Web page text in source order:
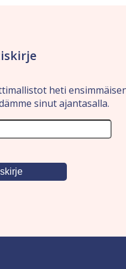
heti
sinut ajantasalla.